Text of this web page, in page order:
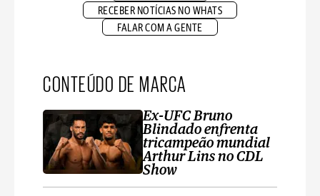
RECEBER NOTÍCIAS NO WHATS
FALAR COM A GENTE
CONTEÚDO DE MARCA
Ex-UFC Bruno
Blindado enfrenta
tricampeão mundial
Arthur Lins no CDL
Show